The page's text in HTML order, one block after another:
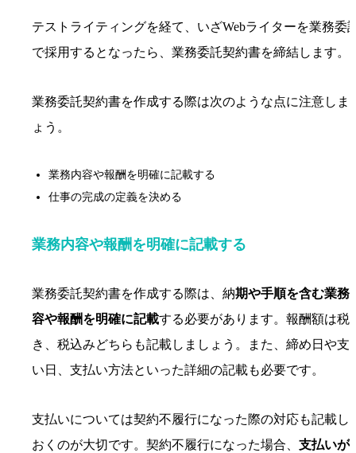
テストライティングを経て、いざWebライターを業務委
で採用するとなったら、業務委託契約書を締結します。
業務委託契約書を作成する際は次のような点に注意しま
ょう。
業務内容や報酬を明確に記載する
仕事の完成の定義を決める
業務内容や報酬を明確に記載する
業務委託契約書を作成する際は、納期や手順を含む業務
容や報酬を明確に記載する必要があります。報酬額は税
き、税込みどちらも記載しましょう。また、締め日や支
い日、支払い方法といった詳細の記載も必要です。
支払いについては契約不履行になった際の対応も記載し
おくのが大切です。契約不履行になった場合、 支払いが